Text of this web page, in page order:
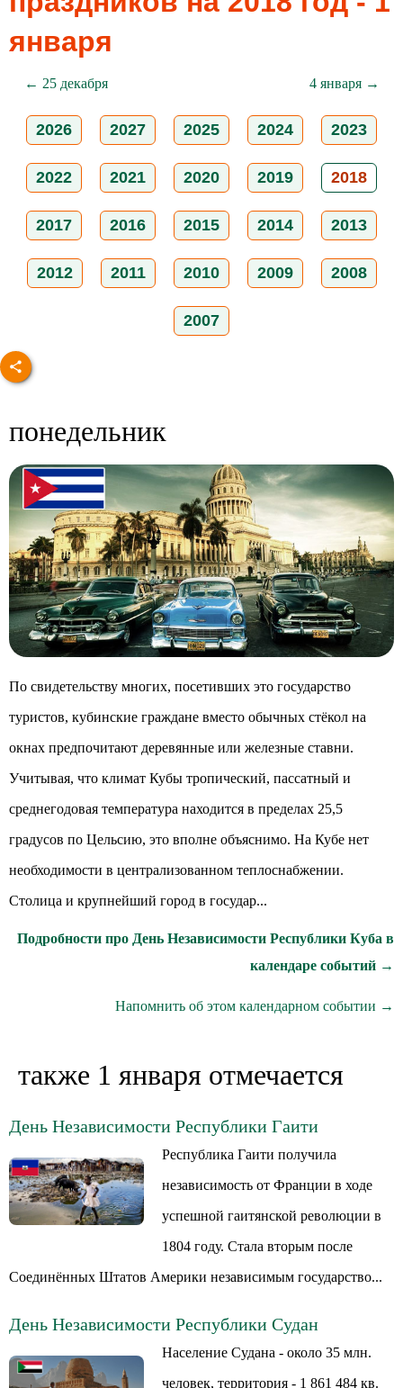
января
← 25 декабря 4 января →
2026 2027 2025 2024 2023
2022 2021 2020 2019 2018
2017 2016 2015 2014 2013
2012 2011 2010 2009 2008
2007
понедельник
По свидетельству многих, посетивших это государство
туристов, кубинские граждане вместо обычных стёкол на
окнах предпочитают деревянные или железные ставни.
Учитывая, что климат Кубы тропический, пассатный и
среднегодовая температура находится в пределах 25,5
градусов по Цельсию, это вполне объяснимо. На Кубе нет
необходимости в централизованном теплоснабжении.
Столица и крупнейший город в государ...
Подробности про День Независимости Республики Куба в
календаре событий →
Напомнить об этом календарном событии →
также 1 января отмечается
День Независимости Республики Гаити
Республика Гаити получила
независимость от Франции в ходе
успешной гаитянской революции в
1804 году. Стала вторым после
Соединённых Штатов Америки независимым государство...
День Независимости Республики Судан
Население Судана - около 35 млн.
человек, территория - 1 861 484 кв.